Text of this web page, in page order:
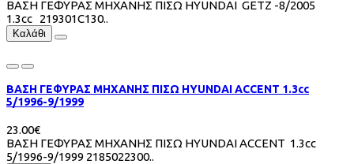
ΒΑΣΗ ΓΕΦΥΡΑΣ ΜΗΧΑΝΗΣ ΠΙΣΩ HYUNDAI GETZ -8/2005
1.3cc 219301C130..
Καλάθι
ΒΑΣΗ ΓΕΦΥΡΑΣ ΜΗΧΑΝΗΣ ΠΙΣΩ HYUNDAI ACCENT 1.3cc
5/1996-9/1999
23.00€
ΒΑΣΗ ΓΕΦΥΡΑΣ ΜΗΧΑΝΗΣ ΠΙΣΩ HYUNDAI ACCENT 1.3cc
5/1996-9/1999 2185022300..